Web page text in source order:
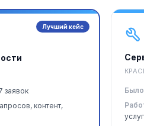
Лучший кейс
заявок
контент,
услуг